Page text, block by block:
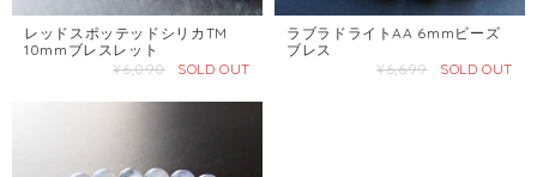
レッドスポッテッドシリカTM
10mmブレスレット
¥6,090
SOLD OUT
ラブラドライトAA 6mmビーズ
ブレス
¥6,699
SOLD OUT